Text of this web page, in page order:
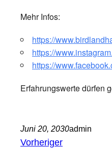
Mehr Infos:
https://
https://
https://
Erfahrungswerte dürfen
Juni 20, 2030admin
Vorheriger